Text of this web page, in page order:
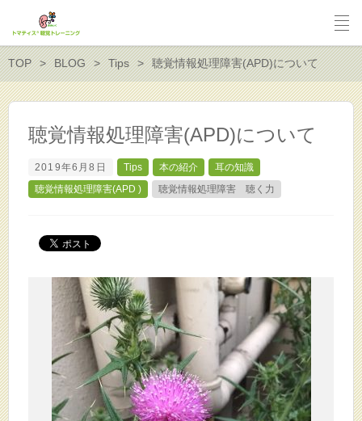
TOP BLOG Tips 聴覚情報処理障害(APD)について
聴覚情報処理障害(APD)について
2019年6月8日 Tips 本の紹介
耳の知識
聴覚情報処理障害(APD )
聴覚情報処理障害 聴く力